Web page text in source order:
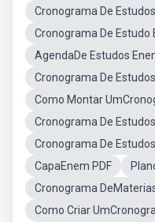
Cronograma De
Cronograma De Estudo
AgendaDe Estudos
Cronograma De
Como Montar
Cronograma De
Cronograma De
CapaEnem PDF
Cronograma
Como Criar